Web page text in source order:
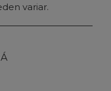
variar.